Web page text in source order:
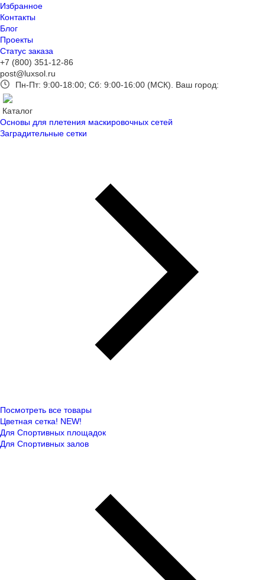
Избранное
Контакты
Блог
Проекты
Статус заказа
+7 (800) 351-12-86
post@luxsol.ru
Пн-Пт: 9:00-18:00; Сб: 9:00-16:00 (МСК). Ваш город:
Каталог
Основы для плетения маскировочных сетей
Заградительные сетки
Посмотреть все товары
Цветная сетка! NEW!
Для Спортивных площадок
Для Спортивных залов